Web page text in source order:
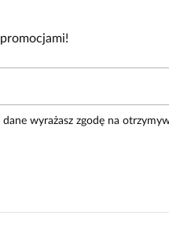
Dodaj opinię
Data dodania:14.04.2026
kolejny). Dodatkowo
wyrażasz zgodę na